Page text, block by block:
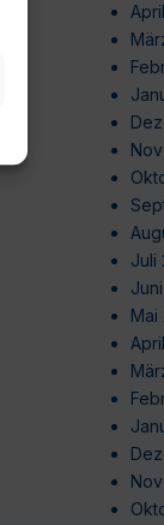
Juli
Mai